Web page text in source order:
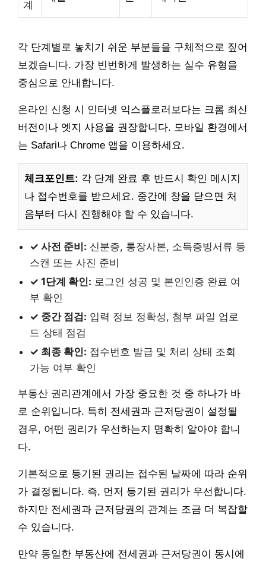
계
각 단계별로 놓치기 쉬운 부분들을 구체적으로 짚어
보겠습니다. 가장 빈번하게 발생하는 실수 유형을
중심으로 안내합니다.
온라인 신청 시 인터넷 익스플로러보다는 크롬 최신
버전이나 엣지 사용을 권장합니다. 모바일 환경에서
는 Safari나 Chrome 앱을 이용하세요.
체크포인트: 각 단계 완료 후 반드시 확인 메시지
나 접수번호를 받으세요. 중간에 창을 닫으면 처
음부터 다시 진행해야 할 수 있습니다.
✓ 사전 준비: 신분증, 통장사본, 소득증빙서류 등
스캔 또는 사진 준비
✓ 1단계 확인: 로그인 성공 및 본인인증 완료 여
부 확인
✓ 중간 점검: 입력 정보 정확성, 첨부 파일 업로
드 상태 점검
✓ 최종 확인: 접수번호 발급 및 처리 상태 조회
가능 여부 확인
부동산 권리관계에서 가장 중요한 것 중 하나가 바
로 순위입니다. 특히 전세권과 근저당권이 설정될
경우, 어떤 권리가 우선하는지 명확히 알아야 합니
다.
기본적으로 등기된 권리는 접수된 날짜에 따라 순위
가 결정됩니다. 즉, 먼저 등기된 권리가 우선합니다.
하지만 전세권과 근저당권의 관계는 조금 더 복잡할
수 있습니다.
만약 동일한 부동산에 전세권과 근저당권이 동시에